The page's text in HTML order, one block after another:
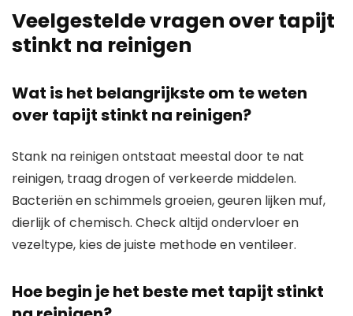
Veelgestelde vragen over tapijt
stinkt na reinigen
Wat is het belangrijkste om te weten
over tapijt stinkt na reinigen?
Stank na reinigen ontstaat meestal door te nat
reinigen, traag drogen of verkeerde middelen.
Bacteriën en schimmels groeien, geuren lijken muf,
dierlijk of chemisch. Check altijd ondervloer en
vezeltype, kies de juiste methode en ventileer.
Hoe begin je het beste met tapijt stinkt